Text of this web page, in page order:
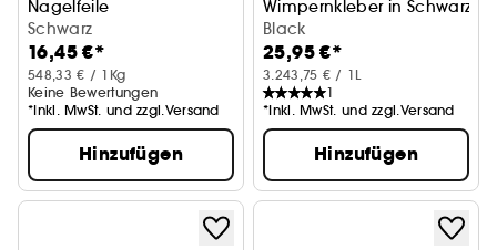
Nagelfeile
Schwarz
Schwarz
16,45 €*
548,33 € / 1Kg
Keine Bewertungen
*Inkl. MwSt. und zzgl.Versand
Hinzufügen
Wimpernkleber in Schwarz
Black
25,95 €*
3.243,75 € / 1L
1
*Inkl. MwSt. und zzgl.Versand
Hinzufügen